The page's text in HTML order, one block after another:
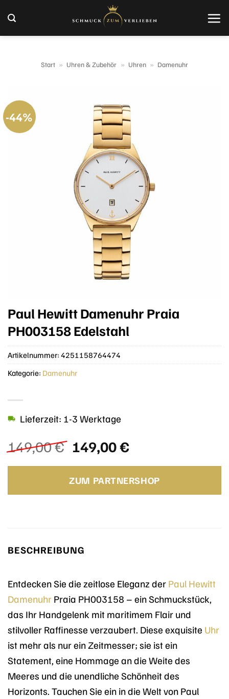
Inhalt
springen
Start » Uhren & Zubehör » Uhren » Damenuhr
-44%
Paul Hewitt Damenuhr Praia
PH003158 Edelstahl
149,00€ Ursprünglicher
Preis
war:
149,00 €
149,00€Aktueller
ist:
149,00 €.
Lieferzeit: 1-3 Werktage
ZUM PARTNERSHOP
Artikelnummer: 4251158764474
Kategorie: Damenuhr
BESCHREIBUNG
Entdecken Sie die zeitlose Eleganz der Paul Hewitt
Damenuhr Praia PH003158 – ein Schmuckstück,
das Ihr Handgelenk mit maritimem Flair und
stilvoller Raffinesse verzaubert. Diese exquisite Uhr
ist mehr als nur ein Zeitmesser; sie ist ein
Statement, eine Hommage an die Weite des
Meeres und die unendliche Schönheit des
Horizonts. Tauchen Sie ein in die Welt von Paul